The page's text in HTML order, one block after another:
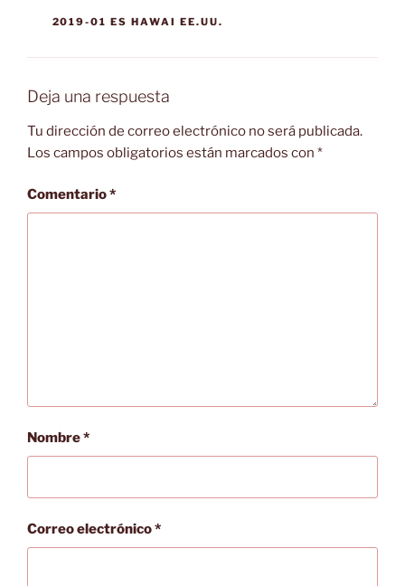
CATEGORÍAS
2019-01 ES HAWAI EE.UU.
Deja una respuesta
Tu dirección de correo electrónico no será publicada.
Los campos obligatorios están marcados con *
Comentario*
Nombre*
Correo electrónico*